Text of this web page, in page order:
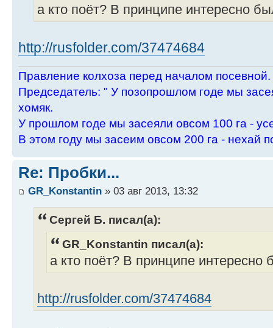
а кто поёт? В принципе интересно
http://rusfolder.com/37474684
Пpавление колхоза пеpед началом посевной.
Пpедседатель: " У позопpошлом годе мы
хомяк.
У пpошлом годе мы засеяли овсом 100 га -
В этом году мы засеим овсом 200 га - нехай
Re: Пробки...
GR_Konstantin » 03 авг 2013, 13:32
Сергей Б. писал(а):
GR_Konstantin писал(а):
а кто поёт? В принципе
http://rusfolder.com/37474684